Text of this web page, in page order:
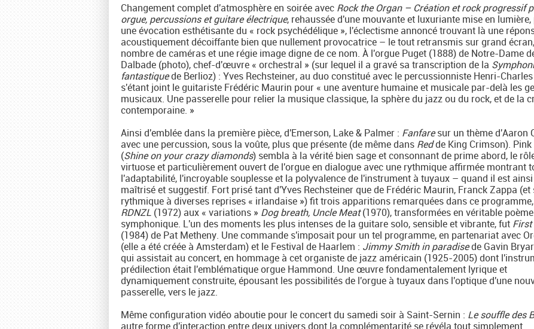
Changement complet d'atmosphère en soirée avec Rock the Organ – Création et rock progressif
orgue, percussions et guitare électrique, rehaussée d'une mouvante et luxuriante mise en lumière,
une évocation esthétisante du « rock psychédélique », l'éclectisme annoncé trouvant là une
acoustiquement décoiffante bien que nullement provocatrice – le tout retransmis sur grand
nombre de caméras et une régie image digne de ce nom. À l'orgue Puget (1888) de Notre-Dame
Dalbade (photo), chef-d'œuvre « orchestral » (sur lequel il a gravé sa transcription de la
fantastiquede Berlioz) : Yves Rechsteiner, au duo constitué avec le percussionniste Henri-
s'étant joint le guitariste Frédéric Maurin pour « une aventure humaine et musicale par-delà les
musicaux. Une passerelle pour relier la musique classique, la sphère du jazz ou du rock, et de la
contemporaine. »
Ainsi d'emblée dans la première pièce, d'Emerson, Lake & Palmer : Fanfaresur un thème d'Aaron
avec une percussion, sous la voûte, plus que présente (de même dans Redde King Crimson). Pink
(Shine on your crazy diamonds) sembla à la vérité bien sage et consonnant de prime abord, le
virtuose et particulièrement ouvert de l'orgue en dialogue avec une rythmique affirmée montrant
l'adaptabilité, l'incroyable souplesse et la polyvalence de l'instrument à tuyaux – quand il est ainsi
maîtrisé et suggestif. Fort prisé tant d'Yves Rechsteiner que de Frédéric Maurin, Franck Zappa (et
rythmique à diverses reprises « irlandaise ») fit trois apparitions remarquées dans ce
RDNZL (1972) aux « variations » Dog breath, Uncle Meat(1970), transformées en véritable poème
symphonique. L'un des moments les plus intenses de la guitare solo, sensible et vibrante, fut First
(1984) de Pat Metheny. Une commande s'imposait pour un tel programme, en partenariat avec
(elle a été créée à Amsterdam) et le Festival de Haarlem : Jimmy Smith in paradisede Gavin
qui assistait au concert, en hommage à cet organiste de jazz américain (1925-2005) dont
prédilection était l'emblématique orgue Hammond. Une œuvre fondamentalement lyrique et
dynamiquement construite, épousant les possibilités de l'orgue à tuyaux dans l'optique d'une
passerelle, vers le jazz.
Même configuration vidéo aboutie pour le concert du samedi soir à Saint-Sernin : Le souffle des
autre forme d'interaction entre deux univers dont la complémentarité se révéla tout simplement